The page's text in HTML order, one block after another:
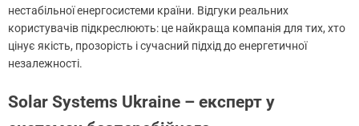
нестабільної енергосистеми країни. Відгуки реальних
користувачів підкреслюють: це найкраща компанія для тих, хто
цінує якість, прозорість і сучасний підхід до енергетичної
незалежності.
Solar Systems Ukraine – експерт у